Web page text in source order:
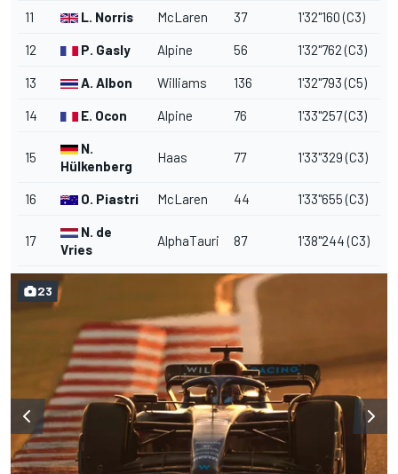
11 L. Norris McLaren 37 1'32"160 (C3)
12 P. Gasly Alpine 56 1'32"762 (C3)
13 A. Albon Williams 136 1'32"793 (C5)
14 E. Ocon Alpine 76 1'33"257 (C3)
15
N.
Hülkenberg
Haas 77 1'33"329 (C3)
16 O. Piastri McLaren 44 1'33"655 (C3)
17
N. de
Vries
AlphaTauri 87 1'38"244 (C3)
23